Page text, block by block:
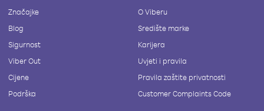
Značajke
Blog
Sigurnost
Viber Out
Cijene
Podrška
O Viberu
Središte marke
Karijera
Uvjeti i pravila
Pravila zaštite privatnosti
Customer Complaints Code